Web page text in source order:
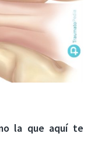
la que aquí te